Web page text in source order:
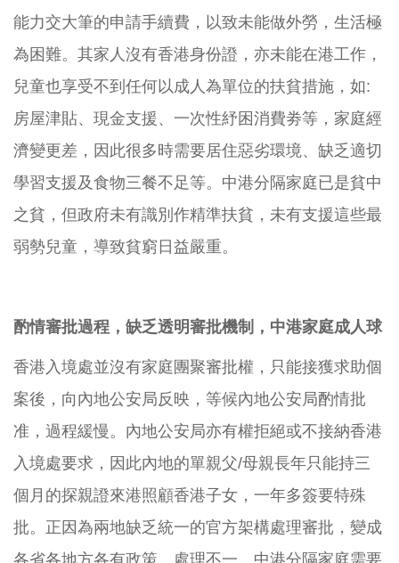
能力交大筆的申請手續費，以致未能做外勞，生活極
為困難。其家人沒有香港身份證，亦未能在港工作，
兒童也享受不到任何以成人為單位的扶貧措施，如:
房屋津貼、現金支援、一次性紓困消費劵等，家庭經
濟變更差，因此很多時需要居住惡劣環境、缺乏適切
學習支援及食物三餐不足等。中港分隔家庭已是貧中
之貧，但政府未有識別作精準扶貧，未有支援這些最
弱勢兒童，導致貧窮日益嚴重。
酌情審批過程，缺乏透明審批機制，中港家庭成人球
香港入境處並沒有家庭團聚審批權，只能接獲求助個
案後，向內地公安局反映，等候內地公安局酌情批
准，過程緩慢。內地公安局亦有權拒絕或不接納香港
入境處要求，因此內地的單親父/母親長年只能持三
個月的探親證來港照顧香港子女，一年多簽要特殊
批。正因為兩地缺乏統一的官方架構處理審批，變成
各省各地方各有政策，處理不一，中港分隔家庭需要